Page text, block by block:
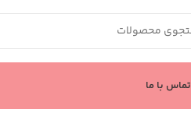
تماس با ما